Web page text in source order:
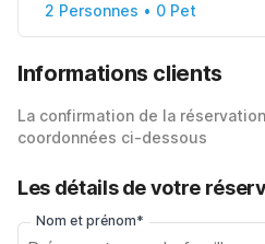
2 Personnes • 0 Pet
Informations clients
La confirmation de la
coordonnées ci-dessous
Les détails de votre
Nom et prénom*